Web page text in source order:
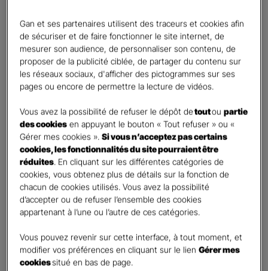
Préparer ma retraite
Percevoir un complément de revenu régulier à la
retraite
Percevoir un capital
Autre besoin
Etes-vous déjà titulaire d’un contrat Retraite ? *
Oui
Non
Quel est votre statut professionnel ?*
TNS (Travailleur non salarié)
Salarié
Le saviez-vous ?
Le PER individuel est un produit d'épargne à long terme qui vous permet d'obtenir une
Gan et ses partenaires utilisent des traceurs et cookies afin
de sécuriser et de faire fonctionner le site internet, de
mesurer son audience, de personnaliser son contenu, de
proposer de la publicité ciblée, de partager du contenu sur
les réseaux sociaux, d'afficher des pictogrammes sur ses
pages ou encore de permettre la lecture de vidéos.
Vous avez la possibilité de refuser le dépôt detoutoupartie
des cookies en appuyant le bouton « Tout refuser » ou «
Gérer mes cookies ».Si vous n’acceptez pas certains
cookies, les fonctionnalités du site pourraient être
réduites. En cliquant sur les différentes catégories de
cookies, vous obtenez plus de détails sur la fonction de
chacun de cookies utilisés. Vous avez la possibilité
d’accepter ou de refuser l’ensemble des cookies
appartenant à l’une ou l’autre de ces catégories.
Vous pouvez revenir sur cette interface, à tout moment, et
modifier vos préférences en cliquant sur le lienGérer mes
cookiessitué en bas de page.